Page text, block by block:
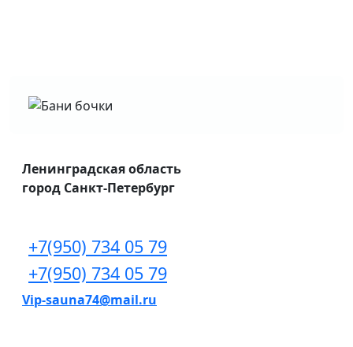
Ленинградская область
город Санкт-Петербург
+7(950) 734 05 79
+7(950) 734 05 79
Vip-sauna74@mail.ru